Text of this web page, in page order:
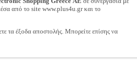
από το site www.plus4u.gr και το
τα έξοδα αποστολής. Μπορείτε επίσης να